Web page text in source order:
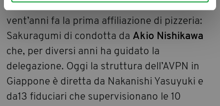
dell’associazione. Risale esattamente a
vent’anni fa la prima affiliazione di pizzeria:
Sakuragumi di condotta da Akio Nishikawa
che, per diversi anni ha guidato la
delegazione. Oggi la struttura dell’AVPN in
Giappone è diretta da Nakanishi Yasuyuki e
da13 fiduciari che supervisionano le 10